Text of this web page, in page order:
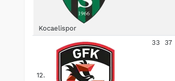
Kocaelispor
12.
33 37